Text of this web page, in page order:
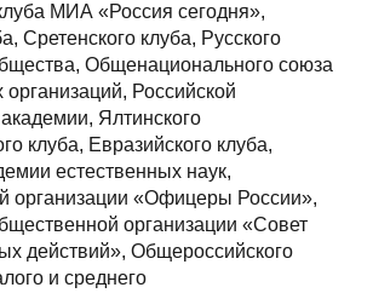
МИА «Россия сегодня»,
Сретенского клуба, Русского
Общенационального союза
Российской
Ялтинского
клуба, Евразийского клуба,
естественных наук,
организации «Офицеры России»,
организации «Совет
действий», Общероссийского
и среднего